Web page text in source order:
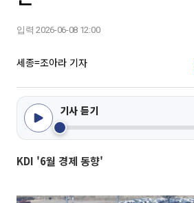
입력 2026-06-08 12:00
세종=조아라 기자
기사 듣기
KDI '6월 경제 동향'